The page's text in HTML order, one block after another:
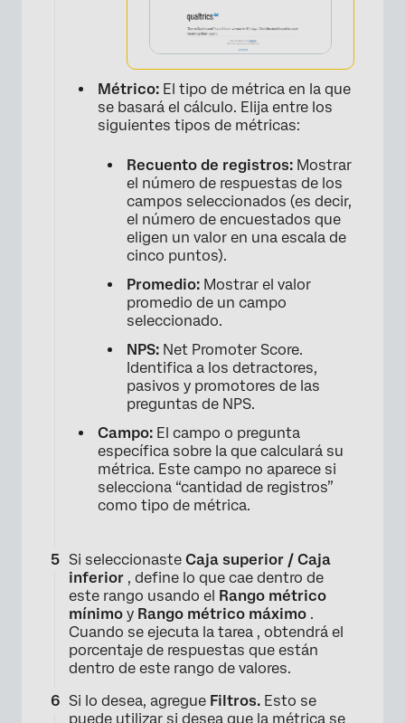
Métrico: El tipo de métrica en la que
se basará el cálculo. Elija entre los
siguientes tipos de métricas:
Recuento de registros: Mostrar
el número de respuestas de los
campos seleccionados (es decir,
el número de encuestados que
eligen un valor en una escala de
cinco puntos).
Promedio: Mostrar el valor
promedio de un campo
seleccionado.
NPS: Net Promoter Score.
Identifica a los detractores,
pasivos y promotores de las
preguntas de NPS.
Campo: El campo o pregunta
específica sobre la que calculará su
métrica. Este campo no aparece si
selecciona “cantidad de registros”
como tipo de métrica.
Si seleccionaste Caja superior / Caja
inferior , define lo que cae dentro de
este rango usando el Rango métrico
mínimo y Rango métrico máximo .
Cuando se ejecuta la tarea , obtendrá el
porcentaje de respuestas que están
dentro de este rango de valores.
Si lo desea, agregue Filtros. Esto se
puede utilizar si desea que la métrica se